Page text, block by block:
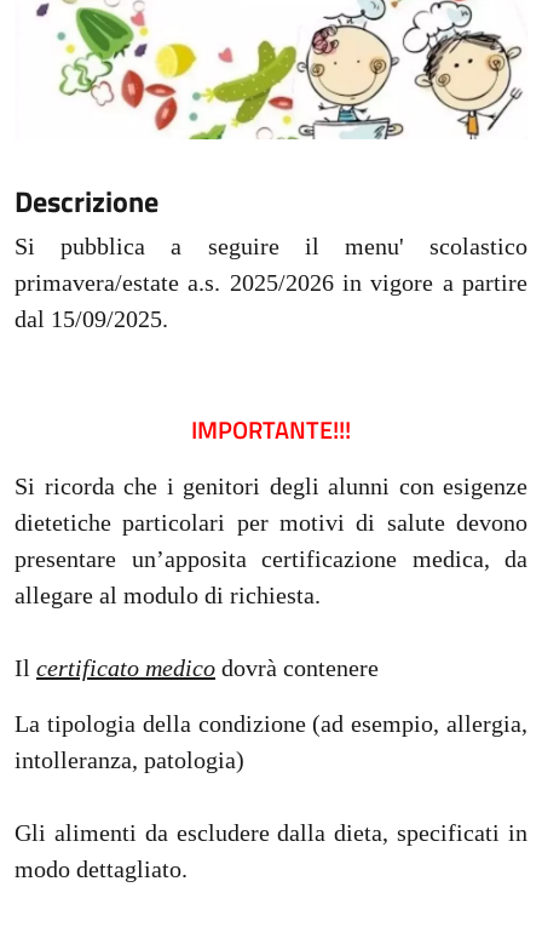
Descrizione
Si pubblica a seguire il menu' scolastico
primavera/estate a.s. 2025/2026 in vigore a partire
dal 15/09/2025.
IMPORTANTE!!!
Si ricorda che i genitori degli alunni con esigenze
dietetiche particolari per motivi di salute devono
presentare un’apposita certificazione medica, da
allegare al modulo di richiesta.
Il certificato medico dovrà contenere
La tipologia della condizione (ad esempio, allergia,
intolleranza, patologia)
Gli alimenti da escludere dalla dieta, specificati in
modo dettagliato.